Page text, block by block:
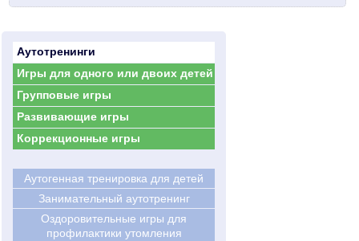
Аутотренинги
Игры для одного или двоих детей
Групповые игры
Развивающие игры
Коррекционные игры
Аутогенная тренировка для детей
Занимательный аутотренинг
Оздоровительные игры для
профилактики утомления